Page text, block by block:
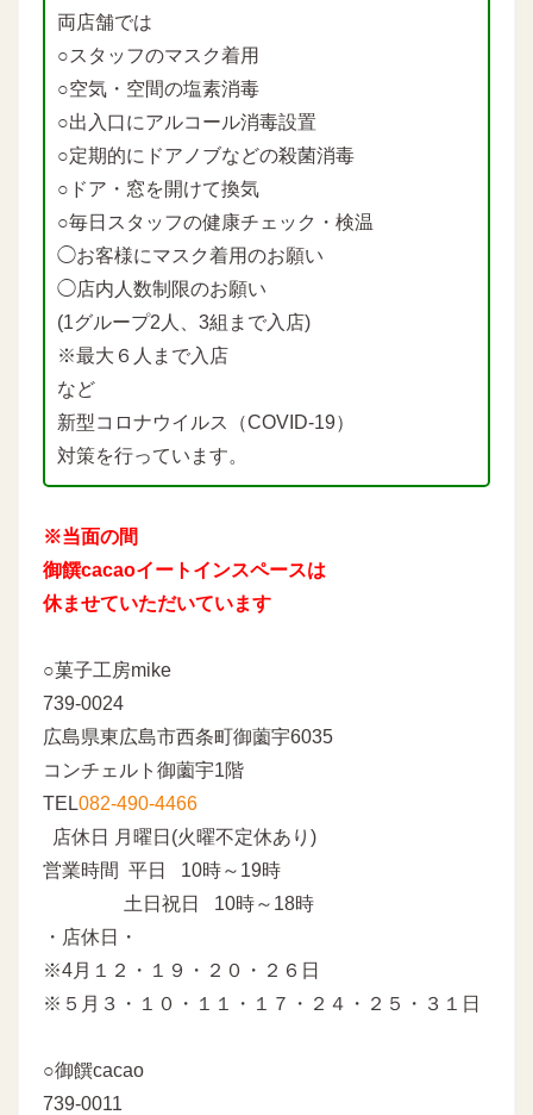
両店舗では
○スタッフのマスク着用
○空気・空間の塩素消毒
○出入口にアルコール消毒設置
○定期的にドアノブなどの殺菌消毒
○ドア・窓を開けて換気
○毎日スタッフの健康チェック・検温
◯お客様にマスク着用のお願い
◯店内人数制限のお願い
(1グループ2人、3組まで入店)
※最大６人まで入店
など
新型コロナウイルス（COVID-19）
対策を行っています。
※当面の間
御饌cacaoイートインスペースは
休ませていただいています
○菓子工房mike
739-0024
広島県東広島市西条町御薗宇6035
コンチェルト御薗宇1階
TEL082-490-4466
店休日 月曜日(火曜不定休あり)
営業時間 平日 10時～19時
土日祝日 10時～18時
・店休日・
※4月１２・１９・２０・２６日
※５月３・１０・１１・１７・２４・２５・３１日
○御饌cacao
739-0011